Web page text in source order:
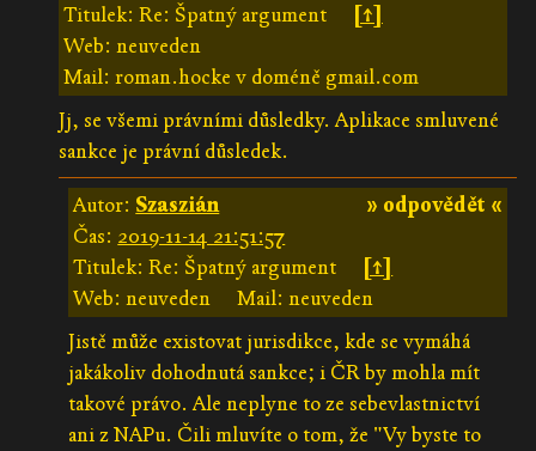
Titulek: Re: Špatný argument
[↑]
Web: neuveden
Mail: roman.hocke v doméně gmail.com
Jj, se všemi právními důsledky. Aplikace smluvené
sankce je právní důsledek.
» odpovědět «
Autor: Szaszián
Čas: 2019-11-14 21:51:57
Titulek: Re: Špatný argument
[↑]
Web: neuveden
Mail: neuveden
Jistě může existovat jurisdikce, kde se vymáhá
jakákoliv dohodnutá sankce; i ČR by mohla mít
takové právo. Ale neplyne to ze sebevlastnictví
ani z NAPu. Čili mluvíte o tom, že "Vy byste to